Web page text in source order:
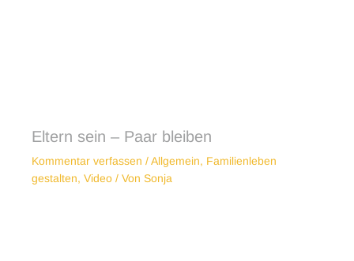
Eltern sein – Paar bleiben
Kommentar verfassen /Allgemein, Familienleben
gestalten,Video / Von Sonja